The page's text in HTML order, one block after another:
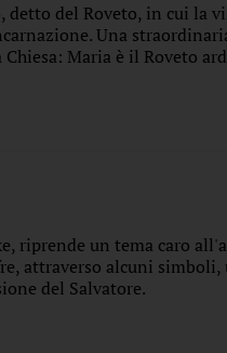
detto del Roveto, in cui la
Una
Maria è il Roveto
riprende un tema caro
attraverso alcuni simboli,
del Salvatore.